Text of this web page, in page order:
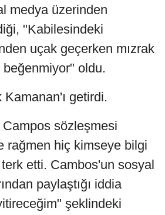
medya üzerinden
"Kabilesindeki
uçak geçerken mızrak
beğenmiyor" oldu.
Kamanan'ı getirdi.
sözleşmesi
rağmen hiç kimseye bilgi
etti. Cambos'un sosyal
paylaştığı iddia
şeklindeki